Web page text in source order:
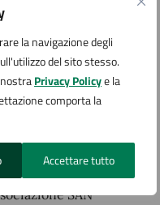
la navigazione degli
del sito stesso.
Privacy Policye la
comporta la
Accettare tutto
e alle opere dell’artista,
le sue opere.
alcune opere in
museo in dialogo con
San Graziano, W la
SAN